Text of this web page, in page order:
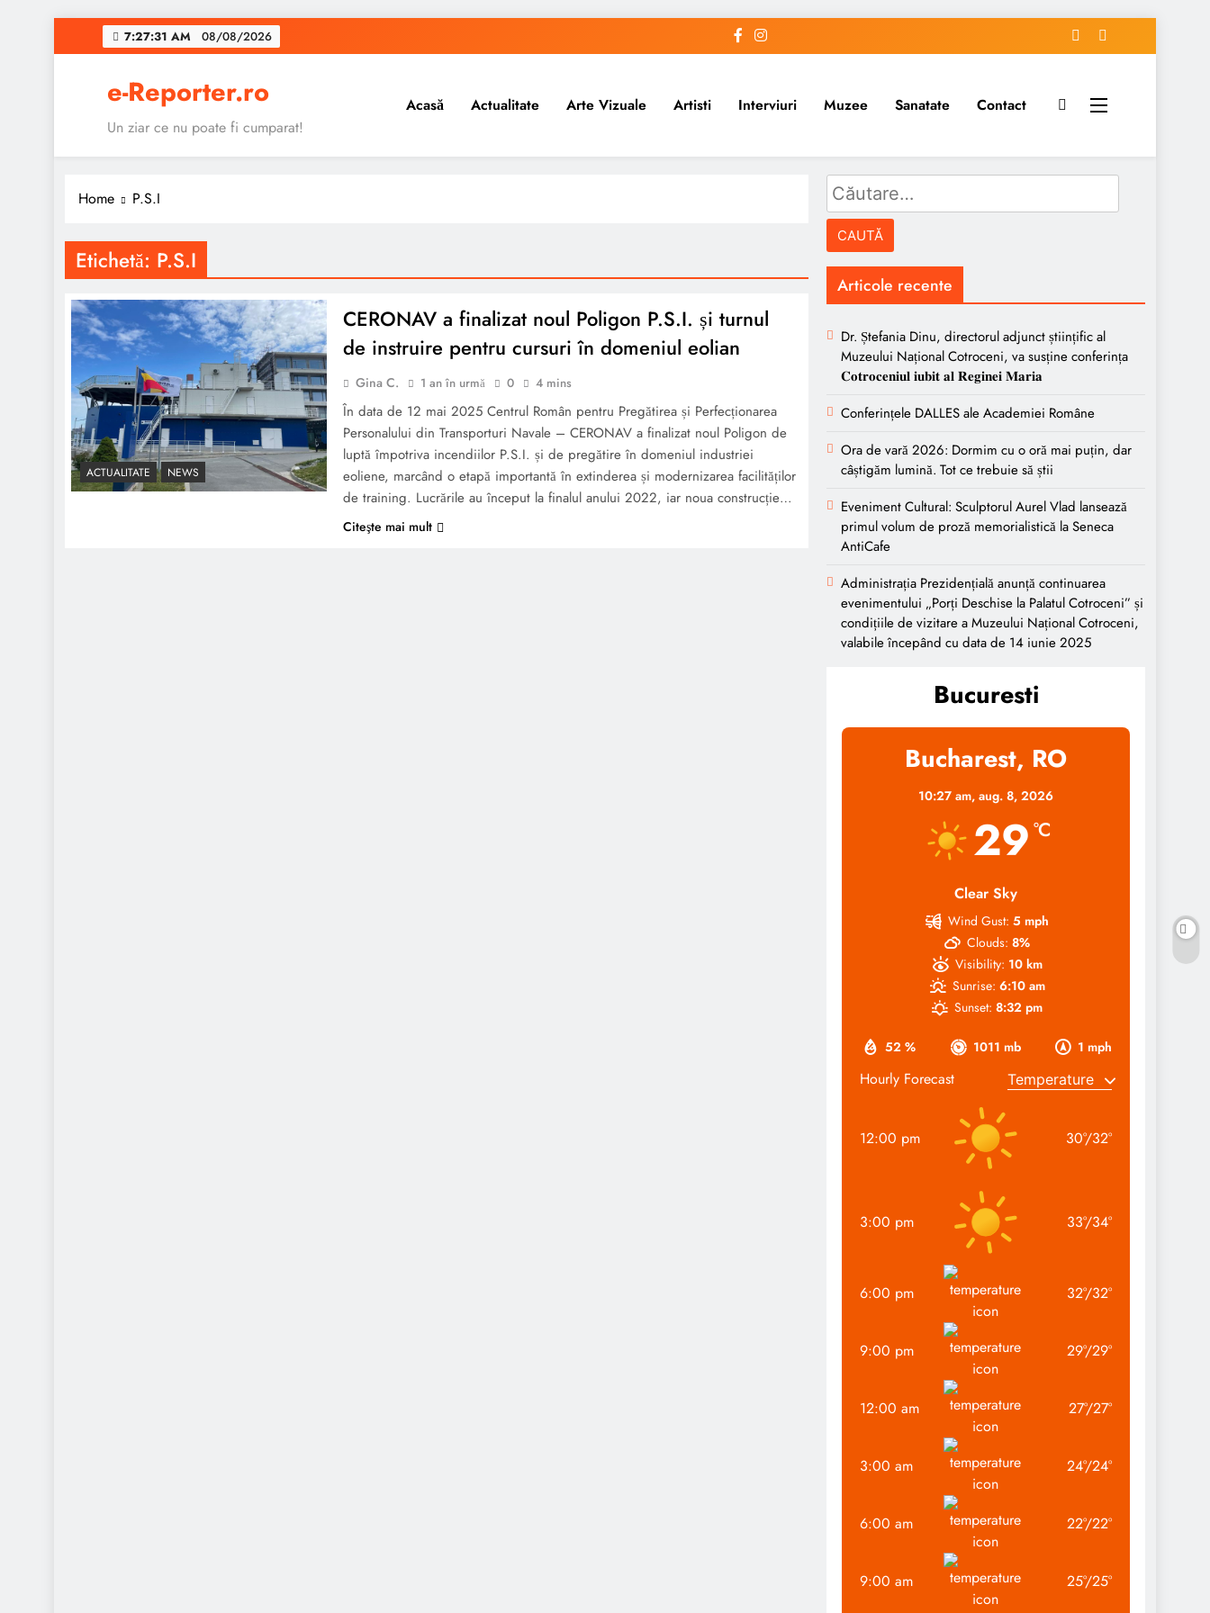
to
7:27:31 AM 08/08/2026
e-Reporter.ro
Un ziar ce nu poate fi cumparat!
Acasă Actualitate Arte Vizuale Artisti Interviuri Muzee Sanatate Contact
Home P.S.I
Etichetă: P.S.I
ACTUALITATE NEWS
CERONAV a finalizat noul Poligon P.S.I. și turnul
de instruire pentru cursuri în domeniul eolian
Gina C. 1 an în urmă 0 4 mins
În data de 12 mai 2025 Centrul Român pentru Pregătirea și Perfecționarea
Personalului din Transporturi Navale – CERONAV a finalizat noul Poligon de
luptă împotriva incendiilor P.S.I. și de pregătire în domeniul industriei
eoliene, marcând o etapă importantă în extinderea și modernizarea facilităților
de training. Lucrările au început la finalul anului 2022, iar noua construcție…
Citeşte mai mult
Caută
după:
Articole recente
Dr. Ștefania Dinu, directorul adjunct științific al
Muzeului Național Cotroceni, va susține conferința
𝐂𝐨𝐭𝐫𝐨𝐜𝐞𝐧𝐢𝐮𝐥 𝐢𝐮𝐛𝐢𝐭 𝐚𝐥 𝐑𝐞𝐠𝐢𝐧𝐞𝐢 𝐌𝐚𝐫𝐢𝐚
Conferințele DALLES ale Academiei Române
Ora de vară 2026: Dormim cu o oră mai puțin, dar
câștigăm lumină. Tot ce trebuie să știi
Eveniment Cultural: Sculptorul Aurel Vlad lansează
primul volum de proză memorialistică la Seneca
AntiCafe
Administrația Prezidențială anunță continuarea
evenimentului „Porți Deschise la Palatul Cotroceni” și
condițiile de vizitare a Muzeului Național Cotroceni,
valabile începând cu data de 14 iunie 2025
Bucuresti
Bucharest, RO
10:27 am, aug. 8, 2026
29 °C
Clear Sky
52 % 1011 mb 1 mph
Wind Gust: 5 mph
Clouds: 8%
Visibility: 10 km
Sunrise: 6:10 am
Sunset: 8:32 pm
Hourly Forecast
12:00 pm 30°/32°
3:00 pm 33°/34°
6:00 pm 32°/32°
9:00 pm 29°/29°
12:00 am 27°/27°
3:00 am 24°/24°
6:00 am 22°/22°
9:00 am 25°/25°